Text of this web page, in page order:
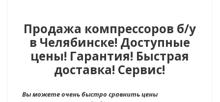
Продажа компрессоров б/у
в Челябинске! Доступные
цены! Гарантия! Быстрая
доставка! Сервис!
Вы можете очень быстро сравнить цены